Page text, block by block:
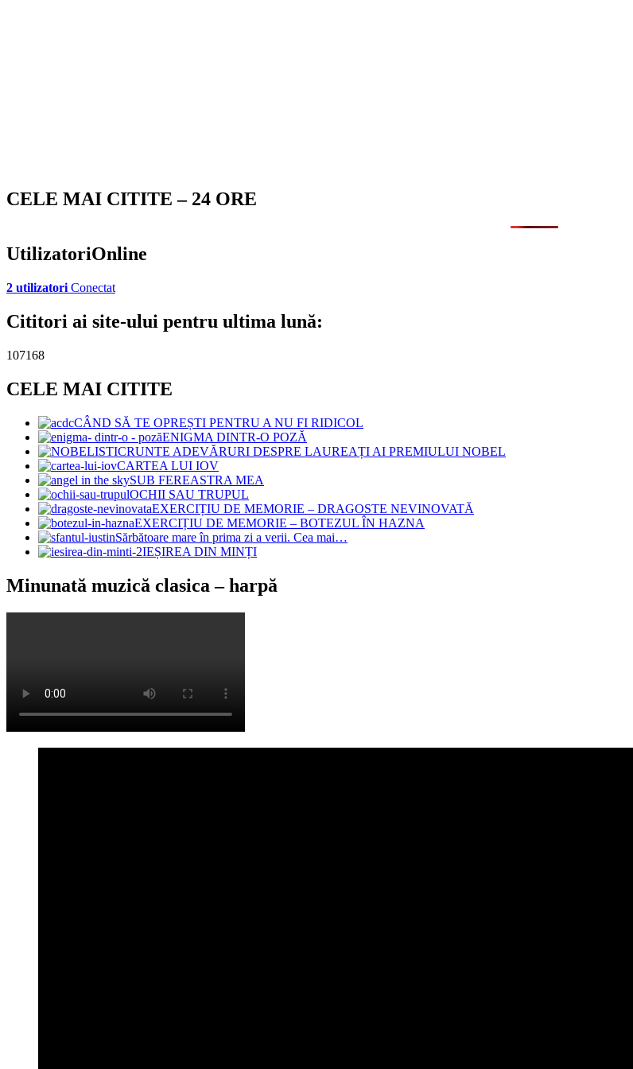
CELE MAI CITITE – 24 ORE
UtilizatoriOnline
2 utilizatori Conectat
Cititori ai site-ului pentru ultima lună:
107168
CELE MAI CITITE
CÂND SĂ TE OPREȘTI PENTRU A NU FI RIDICOL
ENIGMA DINTR-O POZĂ
CRUNTE ADEVĂRURI DESPRE LAUREAȚI AI PREMIULUI NOBEL
CARTEA LUI IOV
SUB FEREASTRA MEA
OCHII SAU TRUPUL
EXERCIȚIU DE MEMORIE – DRAGOSTE NEVINOVATĂ
EXERCIȚIU DE MEMORIE – BOTEZUL ÎN HAZNA
Sărbătoare mare în prima zi a verii. Cea mai…
IEȘIREA DIN MINȚI
Minunată muzică clasica – harpă